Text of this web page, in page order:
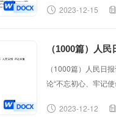
2023-12-15
（1000篇）人
（1000篇）人民日
论“不忘初心、牢记使
2023-12-12